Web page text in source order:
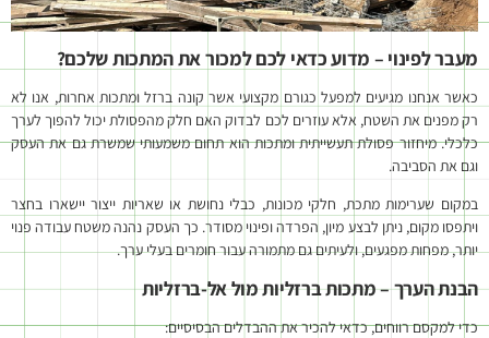
מעבר לפינוי – מדוע כדאי לכם למכור את המתכות שלכם?
כאשר אנחנו מגיעים למפעל כגורם מקצועי אשר קונה ברזל ומתכות אחרות, אנו לא
רק מפנים את השטח, אלא עוזרים לכם לבדוק האם חלק מהפסולת יכול להפוך לערך
כלכלי. מיחזור פסולת תעשייתית ומתכות הוא תחום משמעותי שמשרת גם את העסק
וגם את הסביבה.
במקום שערימות מתכת, חלקי מכונות, כבלי נחושת או שאריות ייצור יישארו בחצר
ויתפסו מקום, ניתן לבצע מיון, הפרדה ופינוי מסודר. כך העסק נהנה משטח עבודה פנוי
יותר, מפחות מפגעים, ולעיתים גם מתמורה עבור חומרים בעלי ערך.
הבנת הערך – מתכות ברזליות מול אל-ברזליות
כדי למקסם רווחים, כדאי להכיר את ההבדלים הבסיסיים: